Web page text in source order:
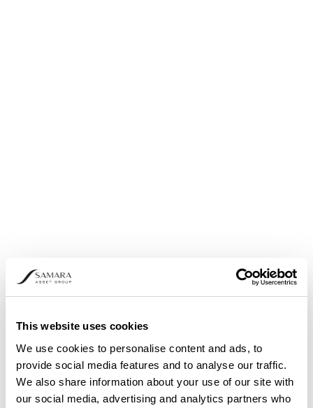
This website uses cookies
We use cookies to personalise content and ads, to
provide social media features and to analyse our traffic.
We also share information about your use of our site with
our social media, advertising and analytics partners who